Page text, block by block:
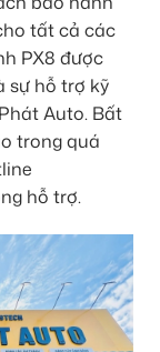
tất cả các
PX8 được
sự hỗ trợ kỹ
Auto. Bất
trong quá
hỗ trợ.